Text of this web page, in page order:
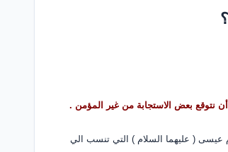
نتوقع بعض الاستجابة من غير المؤمن .
( عليهما السلام ) التي تنسب الي